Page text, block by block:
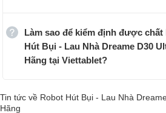
Làm sao để kiểm định được
Hút Bụi - Lau Nhà Dreame D30
Hãng tại Viettablet?
Tin tức về Robot Hút Bụi - Lau Nhà
Hãng